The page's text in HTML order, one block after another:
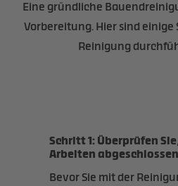
Eine gründliche
Vorbereitung. Hier sind einige
Reinigung
Schritt 1: Überprüfen
Arbeiten
Bevor Sie mit der